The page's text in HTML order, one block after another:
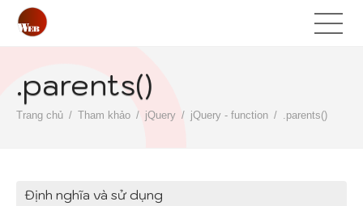
.parents()
Trang chủ Tham khảo jQuery jQuery - function .parents()
Định nghĩa và sử dụng